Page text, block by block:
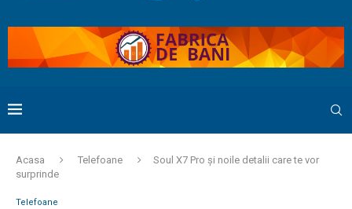
Acasa Telefoane
Soul X7 Pro și noile detalii care te vor
surprinde
Telefoane